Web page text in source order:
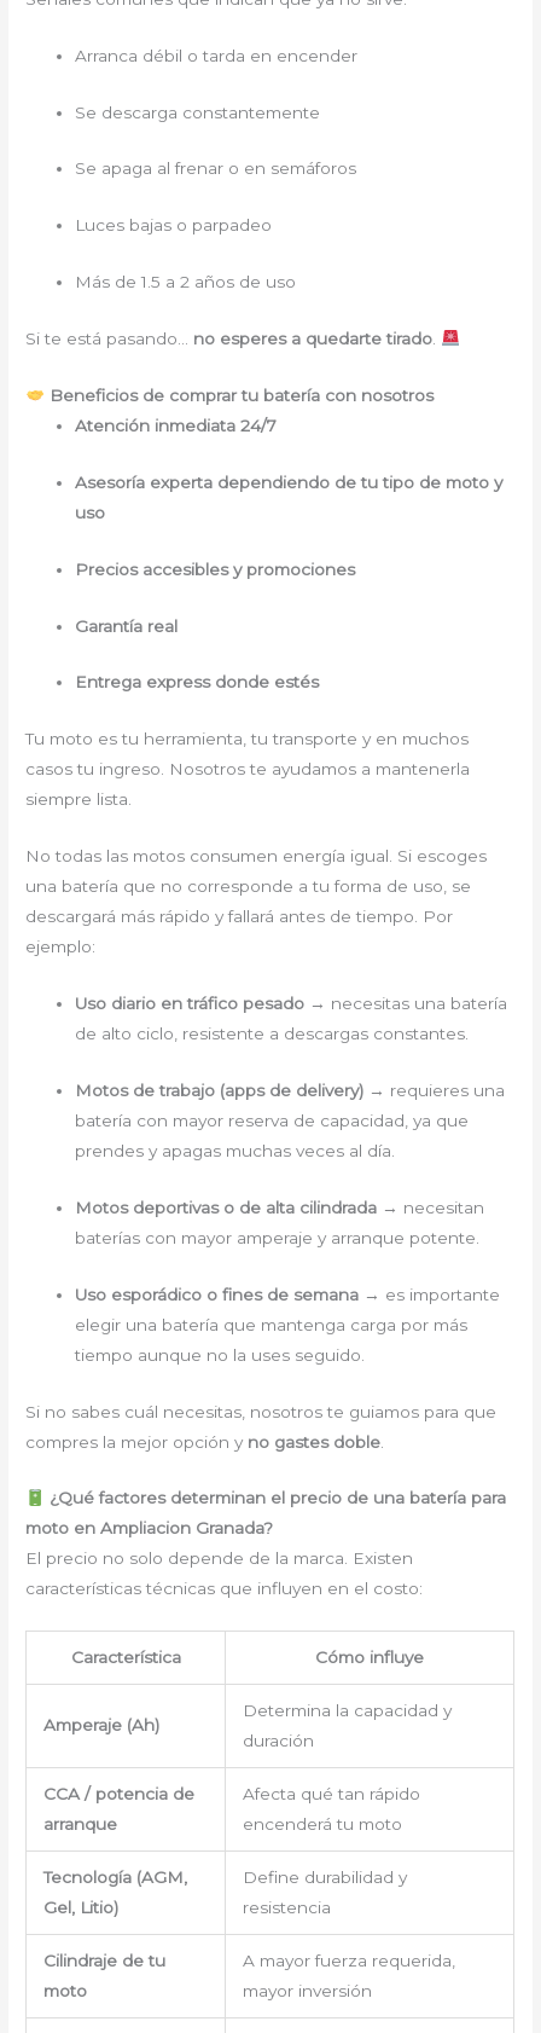
Arranca débil o tarda en encender
Se descarga constantemente
Se apaga al frenar o en semáforos
Luces bajas o parpadeo
Más de 1.5 a 2 años de uso
Si te está pasando… no esperes a quedarte tirado
Beneficios de comprar tu batería con nosotros
Atención inmediata 24/7
Asesoría experta dependiendo de tu tipo de moto y
uso
Precios accesibles y promociones
Garantía real
Entrega express donde estés
Tu moto es tu herramienta, tu transporte y en muchos
casos tu ingreso. Nosotros te ayudamos a mantenerla
siempre lista.
No todas las motos consumen energía igual. Si escoges
una batería que no corresponde a tu forma de uso, se
descargará más rápido y fallará antes de tiempo. Por
ejemplo:
Uso diario en tráfico pesado → necesitas una batería
de alto ciclo, resistente a descargas constantes.
Motos de trabajo (apps de delivery) → requieres una
batería con mayor reserva de capacidad, ya que
prendes y apagas muchas veces al día.
Motos deportivas o de alta cilindrada → necesitan
baterías con mayor amperaje y arranque potente.
Uso esporádico o fines de semana → es importante
elegir una batería que mantenga carga por más
tiempo aunque no la uses seguido.
Si no sabes cuál necesitas, nosotros te guiamos para que
compres la mejor opción y no gastes doble
¿Qué factores determinan el precio de una batería para
moto en Ampliacion Granada?
El precio no solo depende de la marca. Existen
características técnicas que influyen en el costo:
Característica Cómo influye
Amperaje (Ah)
Determina la capacidad y
duración
CCA / potencia de
arranque
Afecta qué tan rápido
encenderá tu moto
Tecnología (AGM,
Gel, Litio)
Define durabilidad y
resistencia
Cilindraje de tu
moto
A mayor fuerza requerida,
mayor inversión